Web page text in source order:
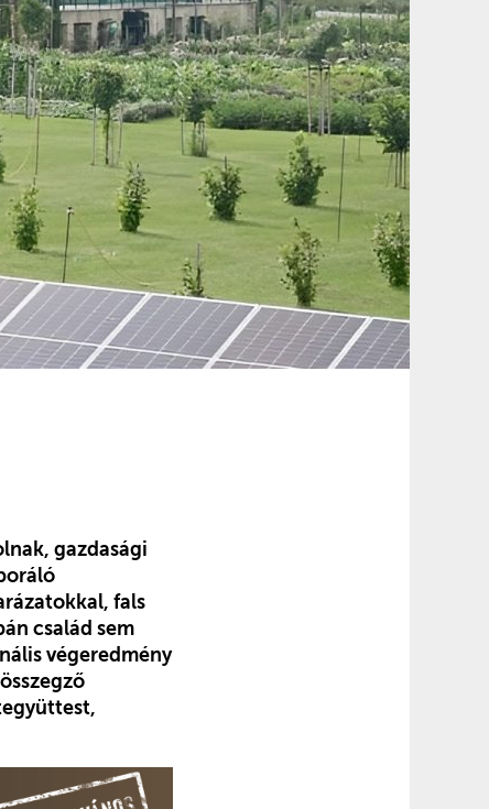
gazdasági
fals
család sem
végeredmény